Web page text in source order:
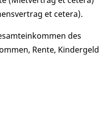
et cetera).
des
Rente, Kindergeld